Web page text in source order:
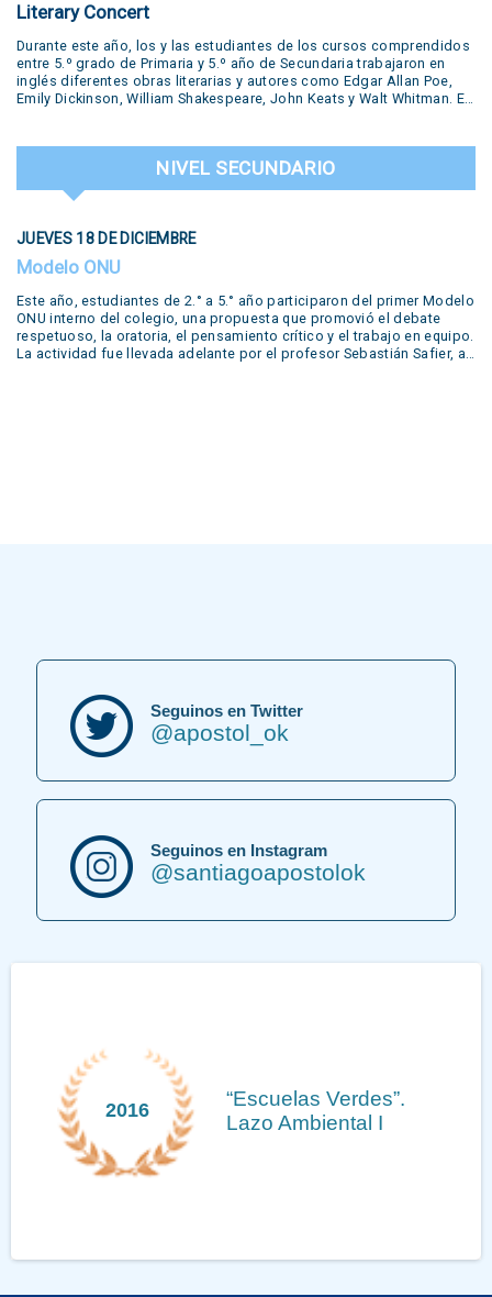
Literary Concert
Durante este año, los y las estudiantes de los cursos comprendidos
entre 5.º grado de Primaria y 5.º año de Secundaria trabajaron en
inglés diferentes obras literarias y autores como Edgar Allan Poe,
Emily Dickinson, William Shakespeare, John Keats y Walt Whitman. En
Polo Creativo, lecturas de poemas, podcasts, salas de escape y
hasta un juicio en vivo. Todas estas propuestas formaron parte del
trabajo y la creatividad de nuestros alumnos. Una experiencia que
puso en valor el aprendizaje del inglés a través del arte, la literatura y
de nuestros estudiantes. Literary Concert This year, students from
5th grades from primary school up to 5th year from secondary have
worked in our year-long workshop with different literary productions
by famous writers such as Edgar Allan Poe, Emily Dickinson, William
Shakespeare, John Keats and Walt Whitman. Several productions
prepared by the students during the year were shown in our concert:
live performances of short plays, reading of poems, podcasts,
escape rooms, trailers and even a live trial. Many of these were
NIVEL SECUNDARIO
JUEVES 18 DE DICIEMBRE
Modelo ONU
Este año, estudiantes de 2.° a 5.° año participaron del primer Modelo
ONU interno del colegio, una propuesta que promovió el debate
respetuoso, la oratoria, el pensamiento crítico y el trabajo en equipo.
La actividad fue llevada adelante por el profesor Sebastián Safier, a
Seguinos en Twitter
@apostol_ok
Seguinos en Instagram
@santiagoapostolok
2013
Medalla Mayor de la
Hispanidad